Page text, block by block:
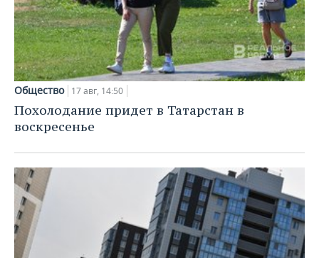
Общество 17 авг, 14:50
Похолодание придет в Татарстан в
воскресенье